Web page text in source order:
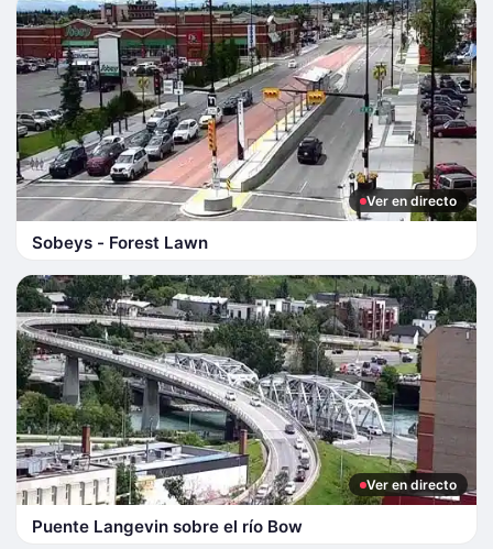
Ver en directo
Sobeys - Forest Lawn
Ver en directo
Puente Langevin sobre el río Bow